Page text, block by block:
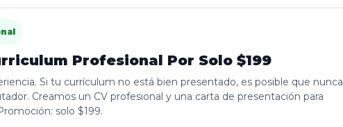
Profesional Por Solo $199
Si tu currículum no está bien presentado, es posible que nunca
Creamos un CV profesional y una carta de presentación para
solo $199.